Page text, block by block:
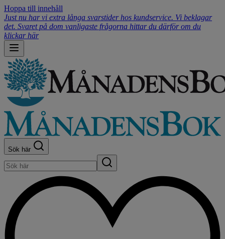
Hoppa till innehåll
Just nu har vi extra långa svarstider hos kundservice. Vi beklagar
det. Svaret på dom vanligaste frågorna hittar du därför om du
klickar här
Sök här